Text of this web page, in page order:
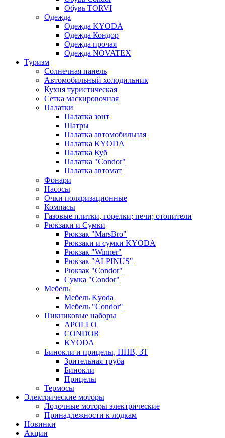
Обувь TORVI
Одежда
Одежда KYODA
Одежда Кондор
Одежда прочая
Одежда NOVATEX
Туризм
Солнечная панель
Автомобильный холодильник
Кухня туристическая
Сетка маскировочная
Палатки
Палатка зонт
Шатры
Палатка автомобильная
Палатка KYODA
Палатка Куб
Палатка "Condor"
Палатка автомат
Фонари
Насосы
Очки поляризационные
Компасы
Газовые плитки, горелки; печи; отопители
Рюкзаки и Сумки
Рюкзак "MarsBro"
Рюкзаки и сумки KYODA
Рюкзак "Winner"
Рюкзак "ALPINUS"
Рюкзак "Condor"
Сумка "Condor"
Мебель
Мебель Kyoda
Мебель "Condor"
Пикниковые наборы
APOLLO
CONDOR
KYODA
Бинокли и прицелы, ПНВ, ЗТ
Зрительная труба
Бинокли
Прицелы
Термосы
Электрические моторы
Лодочные моторы электрические
Принадлежности к лодкам
Новинки
Акции